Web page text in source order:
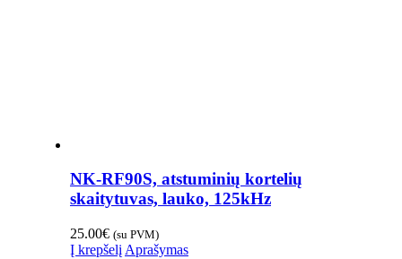
NK-RF90S, atstuminių kortelių
skaitytuvas, lauko, 125kHz
25.00€ (su PVM)
Į krepšelį Aprašymas